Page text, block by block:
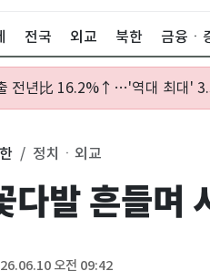
전국 외교 북한 금융ㆍ
전년比 16.2%↑…'역대 최대'
정치ㆍ외교
다발 흔들며
오전 09:42